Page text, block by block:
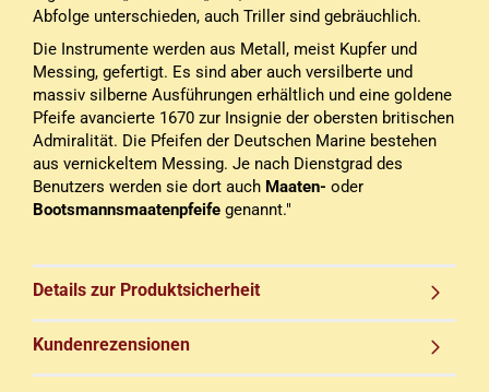
Abfolge unterschieden, auch Triller sind gebräuchlich.
Die Instrumente werden aus Metall, meist Kupfer und
Messing, gefertigt. Es sind aber auch versilberte und
massiv silberne Ausführungen erhältlich und eine goldene
Pfeife avancierte 1670 zur Insignie der obersten britischen
Admiralität. Die Pfeifen der Deutschen Marine bestehen
aus vernickeltem Messing. Je nach Dienstgrad des
Benutzers werden sie dort auch Maaten- oder
Bootsmannsmaatenpfeife genannt."
Details zur Produktsicherheit
Kundenrezensionen